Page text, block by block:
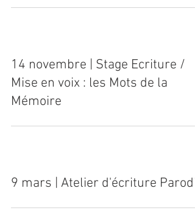
2 octobre 2021 | Du réel à la
14 novembre | Stage Ecriture /
Mise en voix : les Mots de la